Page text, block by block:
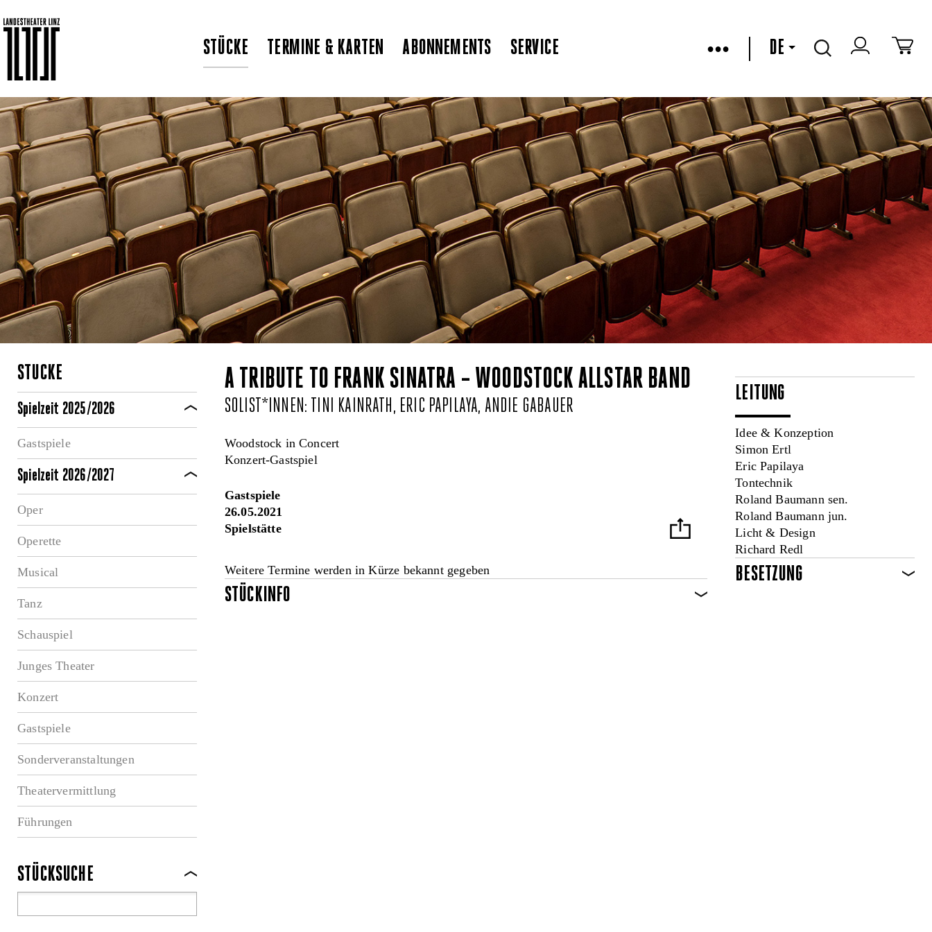
STÜCKE TERMINE & KARTEN ABONNEMENTS SERVICE ••• DE
STÜCKE
Spielzeit 2025/2026
Gastspiele
Spielzeit 2026/2027
Oper
Operette
Musical
Tanz
Schauspiel
Junges Theater
Konzert
Gastspiele
Sonderveranstaltungen
Theatervermittlung
Führungen
STÜCKSUCHE
A TRIBUTE TO FRANK SINATRA – WOODSTOCK ALLSTAR BAND
SOLIST*INNEN: TINI KAINRATH, ERIC PAPILAYA, ANDIE GABAUER
Woodstock in Concert
Konzert-Gastspiel
Gastspiele
26.05.2021
Spielstätte
Weitere Termine werden in Kürze bekannt gegeben
STÜCKINFO
LEITUNG
Idee & Konzeption
Simon Ertl
Eric Papilaya
Tontechnik
Roland Baumann sen.
Roland Baumann jun.
Licht & Design
Richard Redl
BESETZUNG